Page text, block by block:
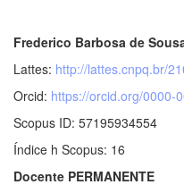
Frederico Barbosa de
Lattes: http://lattes.cnpq.br/
Orcid: https://orcid.org/0000-
Scopus ID: 57195934554
Índice h Scopus: 16
Docente PERMANENTE